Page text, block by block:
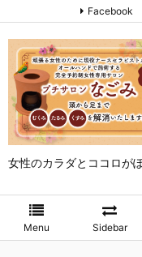
女性のカラダとココロが
Menu Sidebar
Facebook